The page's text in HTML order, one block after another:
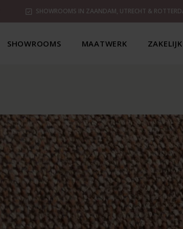
SHOWROOMS IN ZAANDAM, UTRECHT &
SHOWROOMS MAATWERK ZAKELIJK